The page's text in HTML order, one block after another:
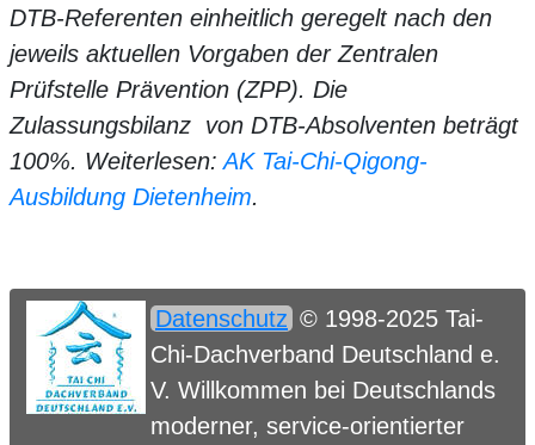
DTB-Referenten einheitlich geregelt nach den
jeweils aktuellen Vorgaben der Zentralen
Prüfstelle Prävention (ZPP). Die
Zulassungsbilanz von DTB-Absolventen beträgt
100%. Weiterlesen:AK Tai-Chi-Qigong-
Ausbildung Dietenheim.
Datenschutz © 1998-2025 Tai-
Chi-Dachverband Deutschland e.
V. Willkommen bei Deutschlands
moderner, service-orientierter